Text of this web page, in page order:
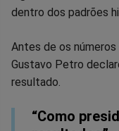
dentro dos padrões
Antes de os
Gustavo Petro
resultado.
“Como